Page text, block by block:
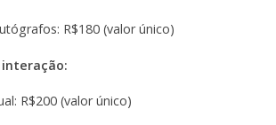
R$180 (valor único)
interação:
R$200 (valor único)